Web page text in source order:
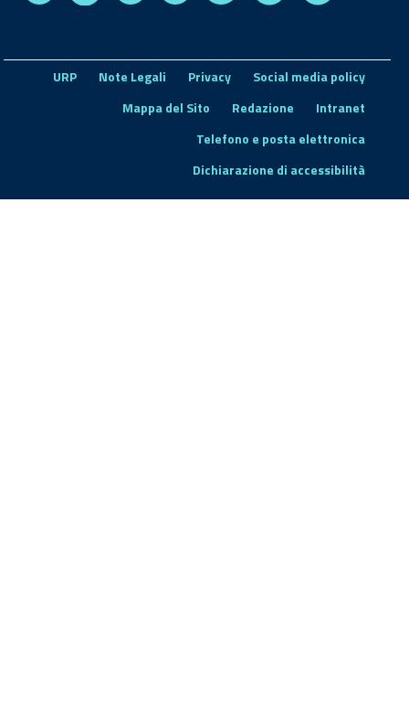
URP Note Legali Privacy
Social media policy
Mappa del Sito
Redazione
Intranet
Telefono e posta elettronica
Dichiarazione di accessibilità